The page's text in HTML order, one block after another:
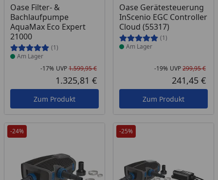
Oase Filter- &
Bachlaufpumpe
AquaMax Eco Expert
21000
(1)
Produkt am Lager
Am Lager
Rabatt in Prozent
-17%
Ursprünglicher Preis
UVP1.599,95 €
Aktueller Preis
1.325,81 €
Zum Produkt
Oase Gerätesteuerung
InScenio EGC Controller
Cloud (55317)
(1)
Produkt am Lager
Am Lager
-19% UVP299,95 €
241,45 €
Zum Produkt
-24% -25%